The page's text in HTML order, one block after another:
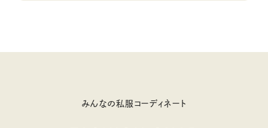
みんなの私服コーディネート